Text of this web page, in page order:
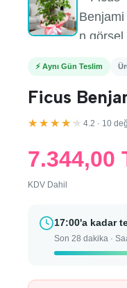
⚡ Aynı Gün Teslim
Ficus
★★★★★ 4.2 · 10
7.344,00
KDV Dahil
17:00'a kadar
Son 28 dakika ·